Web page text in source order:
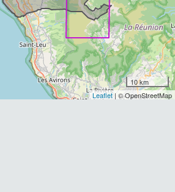
Rat noir
Rattus rattus(Linnaeus, 1758)
observations
Dernière observation en2013 Fiche espèce
Grande Pachyure
10 km
Leaflet| © OpenStreetMap